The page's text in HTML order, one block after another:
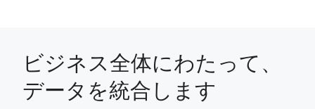
ビジネス全体にわたって、
データを統合します